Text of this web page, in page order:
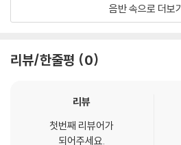
음반 속으로 더보기
리뷰/한줄평 0
리뷰
첫번째 리뷰어가
되어주세요.